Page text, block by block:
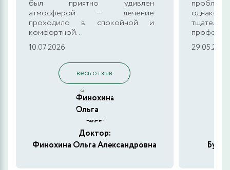
был приятно удивлен
атмосферой — лечение
проходило в спокойной и
комфортной...
10.07.2026
весь отзыв
Доктор:
Финохина Ольга Александровна
29.05.2026